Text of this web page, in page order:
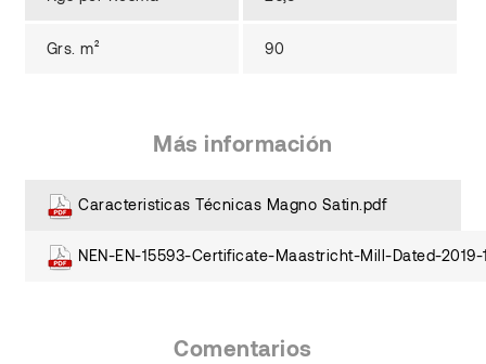
Grs. m² 90
Más información
Caracteristicas Técnicas Magno Satin.pdf
NEN-EN-15593-Certificate-Maastricht-Mill-Dated-
Comentarios